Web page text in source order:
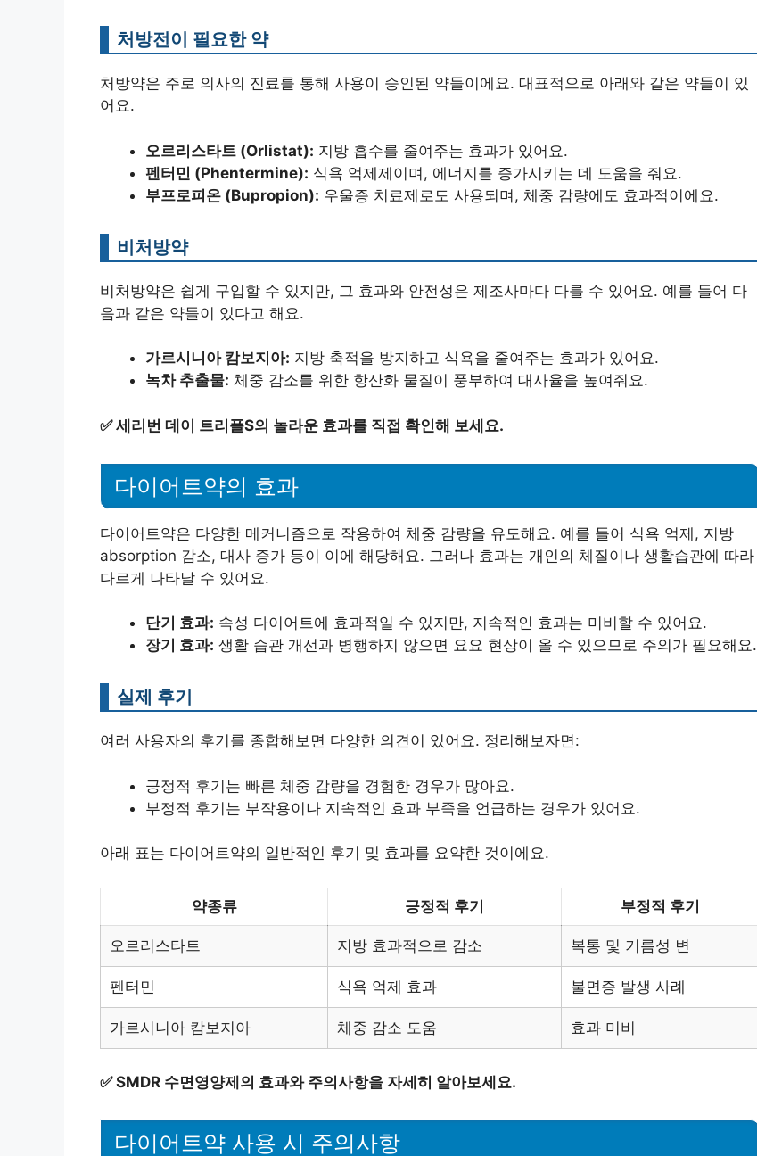
처방전이 필요한 약
처방약은 주로 의사의 진료를 통해 사용이 승인된 약들이에요. 대표적으로 아래와 같은 약들이 있
어요.
오르리스타트 (Orlistat): 지방 흡수를 줄여주는 효과가 있어요.
펜터민 (Phentermine): 식욕 억제제이며, 에너지를 증가시키는 데 도움을 줘요.
부프로피온 (Bupropion): 우울증 치료제로도 사용되며, 체중 감량에도 효과적이에요.
비처방약
비처방약은 쉽게 구입할 수 있지만, 그 효과와 안전성은 제조사마다 다를 수 있어요. 예를 들어 다
음과 같은 약들이 있다고 해요.
가르시니아 캄보지아: 지방 축적을 방지하고 식욕을 줄여주는 효과가 있어요.
녹차 추출물: 체중 감소를 위한 항산화 물질이 풍부하여 대사율을 높여줘요.
✅세리번 데이 트리플S의 놀라운 효과를 직접 확인해 보세요.
다이어트약의 효과
다이어트약은 다양한 메커니즘으로 작용하여 체중 감량을 유도해요. 예를 들어 식욕 억제, 지방
absorption 감소, 대사 증가 등이 이에 해당해요. 그러나 효과는 개인의 체질이나 생활습관에 따라
다르게 나타날 수 있어요.
단기 효과: 속성 다이어트에 효과적일 수 있지만, 지속적인 효과는 미비할 수 있어요.
장기 효과: 생활 습관 개선과 병행하지 않으면 요요 현상이 올 수 있으므로 주의가 필요해요.
실제 후기
여러 사용자의 후기를 종합해보면 다양한 의견이 있어요. 정리해보자면:
긍정적 후기는 빠른 체중 감량을 경험한 경우가 많아요.
부정적 후기는 부작용이나 지속적인 효과 부족을 언급하는 경우가 있어요.
아래 표는 다이어트약의 일반적인 후기 및 효과를 요약한 것이에요.
약종류 긍정적 후기 부정적 후기
오르리스타트 지방 효과적으로 감소 복통 및 기름성 변
펜터민 식욕 억제 효과 불면증 발생 사례
가르시니아 캄보지아 체중 감소 도움 효과 미비
✅SMDR 수면영양제의 효과와 주의사항을 자세히 알아보세요.
다이어트약 사용 시 주의사항